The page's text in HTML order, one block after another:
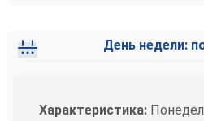
День недели:
Характеристика: